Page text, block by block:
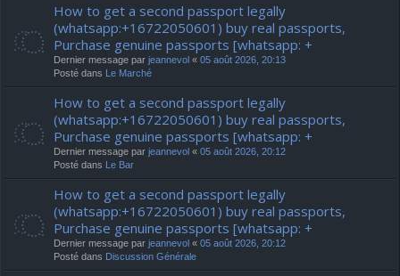
How to get a second passport legally
(whatsapp:+16722050601) buy real passports,
Purchase genuine passports [whatsapp: +
Dernier message par jeannevol « 05 août 2026, 20:13
Posté dans
Le Marché
How to get a second passport legally
(whatsapp:+16722050601) buy real passports,
Purchase genuine passports [whatsapp: +
Dernier message par jeannevol « 05 août 2026, 20:12
Posté dans
Le Bar
How to get a second passport legally
(whatsapp:+16722050601) buy real passports,
Purchase genuine passports [whatsapp: +
Dernier message par jeannevol « 05 août 2026, 20:12
Posté dans Discussion Générale